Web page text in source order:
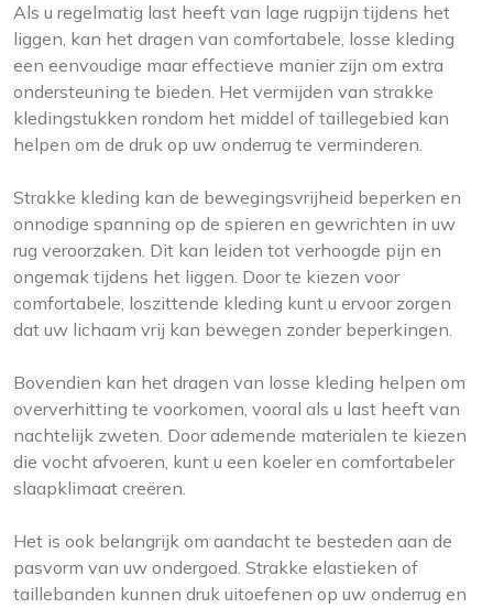
Als u regelmatig last heeft van lage rugpijn tijdens het
liggen, kan het dragen van comfortabele, losse kleding
een eenvoudige maar effectieve manier zijn om extra
ondersteuning te bieden. Het vermijden van strakke
kledingstukken rondom het middel of taillegebied kan
helpen om de druk op uw onderrug te verminderen.
Strakke kleding kan de bewegingsvrijheid beperken en
onnodige spanning op de spieren en gewrichten in uw
rug veroorzaken. Dit kan leiden tot verhoogde pijn en
ongemak tijdens het liggen. Door te kiezen voor
comfortabele, loszittende kleding kunt u ervoor zorgen
dat uw lichaam vrij kan bewegen zonder beperkingen.
Bovendien kan het dragen van losse kleding helpen om
oververhitting te voorkomen, vooral als u last heeft van
nachtelijk zweten. Door ademende materialen te kiezen
die vocht afvoeren, kunt u een koeler en comfortabeler
slaapklimaat creëren.
Het is ook belangrijk om aandacht te besteden aan de
pasvorm van uw ondergoed. Strakke elastieken of
taillebanden kunnen druk uitoefenen op uw onderrug en